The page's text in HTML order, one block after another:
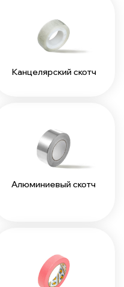
Канцелярский скотч
Алюминиевый скотч